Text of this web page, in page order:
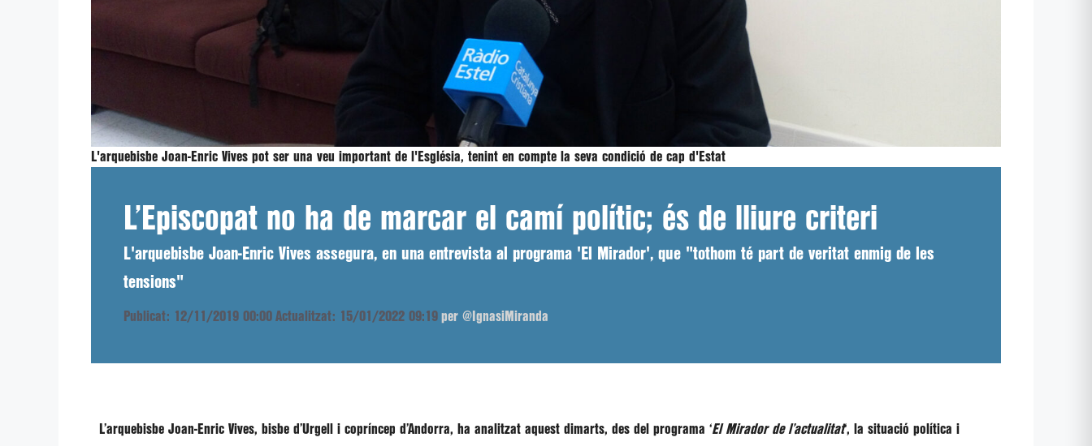
L'arquebisbe Joan-Enric Vives pot ser una veu important de l'Església, tenint en compte la seva condició de cap d'Estat
L’Episcopat no ha de marcar el camí polític; és de lliure criteri
L'arquebisbe Joan-Enric Vives assegura, en una entrevista al programa 'El Mirador', que "tothom té part de veritat enmig de les
tensions"
Publicat: 12/11/2019 00:00 Actualitzat: 15/01/2022 09:19 per @IgnasiMiranda
L’arquebisbe Joan-Enric Vives, bisbe d’Urgell i copríncep d’Andorra, ha analitzat aquest dimarts, des del programa ‘El Mirador de l’actualitat‘, la situació política i